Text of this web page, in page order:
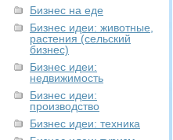
Бизнес на еде
Бизнес идеи: животные,
растения (сельский
бизнес)
Бизнес идеи:
недвижимость
Бизнес идеи:
производство
Бизнес идеи: техника